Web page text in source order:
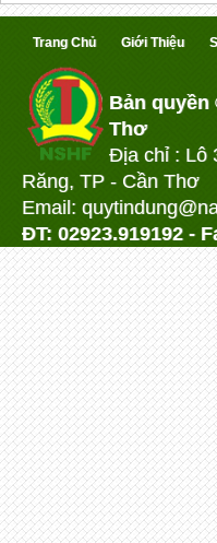
Trang Chủ Giới Thiệu
Bản quyền
Thơ
Địa chỉ : Lô
Răng, TP - Cần Thơ
Email:
ĐT: 02923.919192 -